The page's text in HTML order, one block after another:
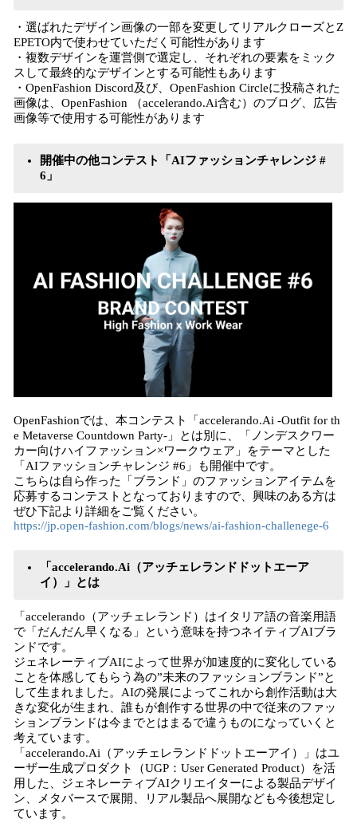
・選ばれたデザイン画像の一部を変更してリアルクローズとZ
EPETO内で使わせていただく可能性があります
・複数デザインを運営側で選定し、それぞれの要素をミック
スして最終的なデザインとする可能性もあります
・OpenFashion Discord及び、OpenFashion Circleに投稿された
画像は、OpenFashion （accelerando.Ai含む）のブログ、広告
画像等で使用する可能性があります
開催中の他コンテスト「AIファッションチャレンジ #
6」
OpenFashionでは、本コンテスト「accelerando.Ai -Outfit for th
e Metaverse Countdown Party-」とは別に、「ノンデスクワー
カー向けハイファッション×ワークウェア」をテーマとした
「AIファッションチャレンジ #6」も開催中です。
こちらは自ら作った「ブランド」のファッションアイテムを
応募するコンテストとなっておりますので、興味のある方は
ぜひ下記より詳細をご覧ください。
https://jp.open-fashion.com/blogs/news/ai-fashion-challenege-6
「accelerando.Ai（アッチェレランドドットエーア
イ）」とは
「accelerando（アッチェレランド）はイタリア語の音楽用語
で「だんだん早くなる」という意味を持つネイティブAIブラ
ンドです。
ジェネレーティブAIによって世界が加速度的に変化している
ことを体感してもらう為の”未来のファッションブランド”と
して生まれました。AIの発展によってこれから創作活動は大
きな変化が生まれ、誰もが創作する世界の中で従来のファッ
ションブランドは今までとはまるで違うものになっていくと
考えています。
「accelerando.Ai（アッチェレランドドットエーアイ）」はユ
ーザー生成プロダクト（UGP：User Generated Product）を活
用した、ジェネレーティブAIクリエイターによる製品デザイ
ン、メタバースで展開、リアル製品へ展開なども今後想定し
ています。